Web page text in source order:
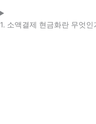
1. 소액결제 현금화란 무엇인